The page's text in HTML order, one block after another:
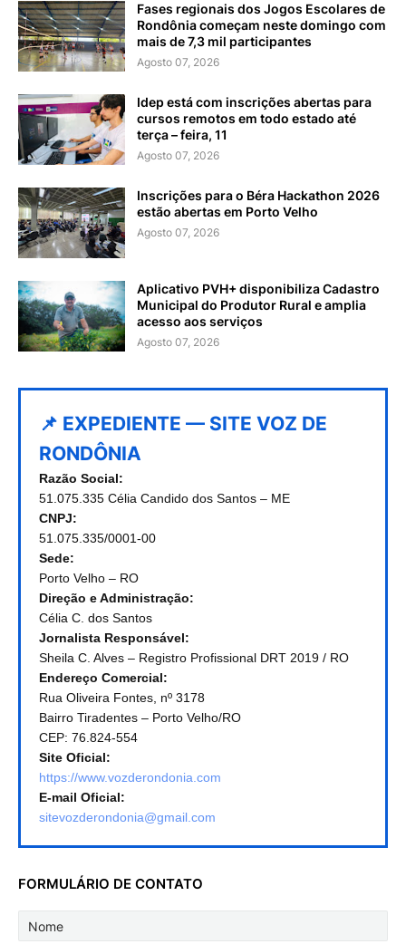
Fases regionais dos Jogos Escolares de
Rondônia começam neste domingo com
mais de 7,3 mil participantes
Agosto 07, 2026
Idep está com inscrições abertas para
cursos remotos em todo estado até
terça – feira, 11
Agosto 07, 2026
Inscrições para o Béra Hackathon 2026
estão abertas em Porto Velho
Agosto 07, 2026
Aplicativo PVH+ disponibiliza Cadastro
Municipal do Produtor Rural e amplia
acesso aos serviços
Agosto 07, 2026
📌 EXPEDIENTE — SITE VOZ DE
RONDÔNIA
Razão Social:
51.075.335 Célia Candido dos Santos – ME
CNPJ:
51.075.335/0001-00
Sede:
Porto Velho – RO
Direção e Administração:
Célia C. dos Santos
Jornalista Responsável:
Sheila C. Alves – Registro Profissional DRT 2019 / RO
Endereço Comercial:
Rua Oliveira Fontes, nº 3178
Bairro Tiradentes – Porto Velho/RO
CEP: 76.824-554
Site Oficial:
https://www.vozderondonia.com
E-mail Oficial:
sitevozderondonia@gmail.com
FORMULÁRIO DE CONTATO